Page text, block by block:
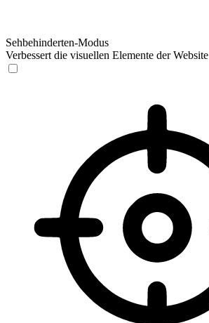
Sehbehinderten-Modus
Verbessert die visuellen Elemente der Website